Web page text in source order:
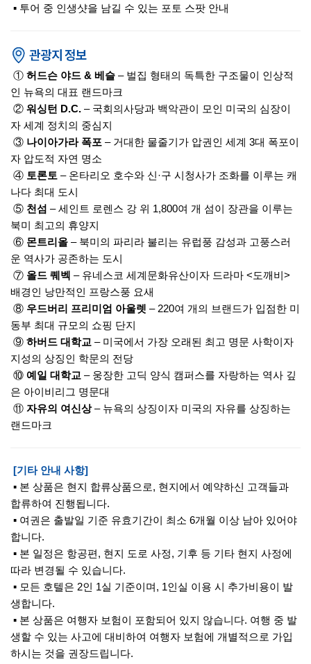
▪ 투어 중 인생샷을 남길 수 있는 포토 스팟 안내
① 허드슨 야드 & 베슬 – 벌집 형태의 독특한 구조물이 인상적
인 뉴욕의 대표 랜드마크
② 워싱턴 D.C. – 국회의사당과 백악관이 모인 미국의 심장이
자 세계 정치의 중심지
③ 나이아가라 폭포 – 거대한 물줄기가 압권인 세계 3대 폭포이
자 압도적 자연 명소
④ 토론토 – 온타리오 호수와 신·구 시청사가 조화를 이루는 캐
나다 최대 도시
⑤ 천섬 – 세인트 로렌스 강 위 1,800여 개 섬이 장관을 이루는
북미 최고의 휴양지
⑥ 몬트리올 – 북미의 파리라 불리는 유럽풍 감성과 고풍스러
운 역사가 공존하는 도시
⑦ 올드 퀘벡 – 유네스코 세계문화유산이자 드라마 <도깨비>
배경인 낭만적인 프랑스풍 요새
⑧ 우드버리 프리미엄 아울렛 – 220여 개의 브랜드가 입점한 미
동부 최대 규모의 쇼핑 단지
⑨ 하버드 대학교 – 미국에서 가장 오래된 최고 명문 사학이자
지성의 상징인 학문의 전당
⑩ 예일 대학교 – 웅장한 고딕 양식 캠퍼스를 자랑하는 역사 깊
은 아이비리그 명문대
⑪ 자유의 여신상– 뉴욕의 상징이자 미국의 자유를 상징하는
랜드마크
[기타 안내 사항]
▪ 본 상품은 현지 합류상품으로, 현지에서 예약하신 고객들과
합류하여 진행됩니다.
▪ 여권은 출발일 기준 유효기간이 최소 6개월 이상 남아 있어야
합니다.
▪ 본 일정은 항공편, 현지 도로 사정, 기후 등 기타 현지 사정에
따라 변경될 수 있습니다.
▪ 모든 호텔은 2인 1실 기준이며, 1인실 이용 시 추가비용이 발
생합니다.
▪ 본 상품은 여행자 보험이 포함되어 있지 않습니다. 여행 중 발
생할 수 있는 사고에 대비하여 여행자 보험에 개별적으로 가입
하시는 것을 권장드립니다.